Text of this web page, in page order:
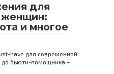
для
женщин:
и многое
have для современной
бьюти-помощника –